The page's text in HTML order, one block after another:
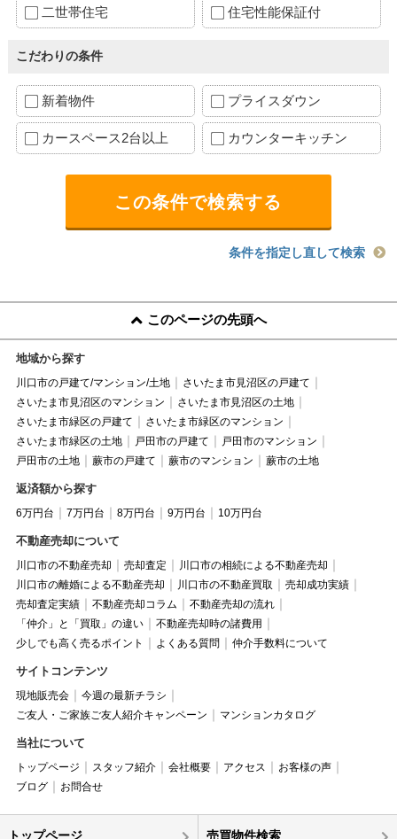
二世帯住宅 住宅性能保証付
こだわりの条件
新着物件 プライスダウン
カースペース2台以上 カウンターキッチン
条件を指定し直して検索
このページの先頭へ
地域から探す
川口市の戸建て/マンション/土地
さいたま市見沼区の戸建て
さいたま市見沼区のマンション
さいたま市見沼区の土地
さいたま市緑区の戸建て
さいたま市緑区のマンション
さいたま市緑区の土地
戸田市の戸建て
戸田市のマンション
戸田市の土地
蕨市の戸建て 蕨市のマンション 蕨市の土地
返済額から探す
6万円台 7万円台 8万円台 9万円台 10万円台
不動産売却について
川口市の不動産売却 売却査定
川口市の相続による不動産売却
川口市の離婚による不動産売却
川口市の不動産買取
売却成功実績
売却査定実績
不動産売却コラム
不動産売却の流れ
「仲介」と「買取」の違い
不動産売却時の諸費用
少しでも高く売るポイント
よくある質問 仲介手数料について
サイトコンテンツ
現地販売会
今週の最新チラシ
ご友人・ご家族ご友人紹介キャンペーン
マンションカタログ
当社について
トップページ スタッフ紹介 会社概要 アクセス
お客様の声
ブログ
お問合せ
トップページ 売買物件検索